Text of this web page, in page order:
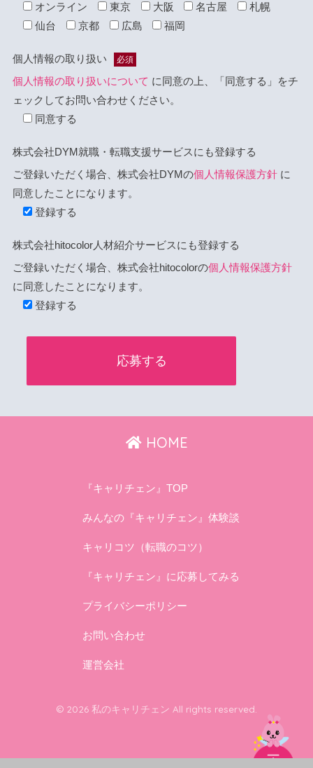
オンライン 東京 大阪 名古屋
札幌
仙台
京都 広島 福岡
個人情報の取り扱い 必須
個人情報の取り扱いについて に同意の上、「同意する」をチ
ェックしてお問い合わせください。
同意する
株式会社DYM就職・転職支援サービスにも登録する
ご登録いただく場合、株式会社DYMの個人情報保護方針に
同意したことになります。
登録する
株式会社hitocolor人材紹介サービスにも登録する
ご登録いただく場合、株式会社hitocolorの個人情報保護方針
に同意したことになります。
登録する
HOME
『キャリチェン』TOP
みんなの『キャリチェン』体験談
キャリコツ（転職のコツ）
『キャリチェン』に応募してみる
プライバシーポリシー
お問い合わせ
運営会社
© 2026 私のキャリチェン All rights reserved.